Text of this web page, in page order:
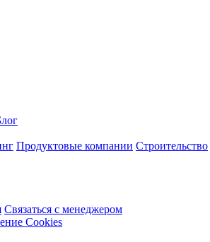
Продуктовые компании Строительство
Связаться с менеджером
Cookies